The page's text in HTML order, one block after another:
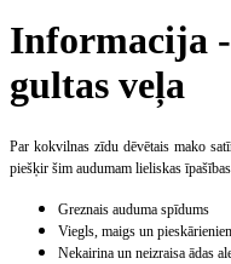
Informacija
gultas veļa
Par kokvilnas zīdu dēvētais mako
piešķir šim audumam lieliskas
Greznais auduma spīdums
Viegls, maigs un
Nekairina un neizraisa ādas